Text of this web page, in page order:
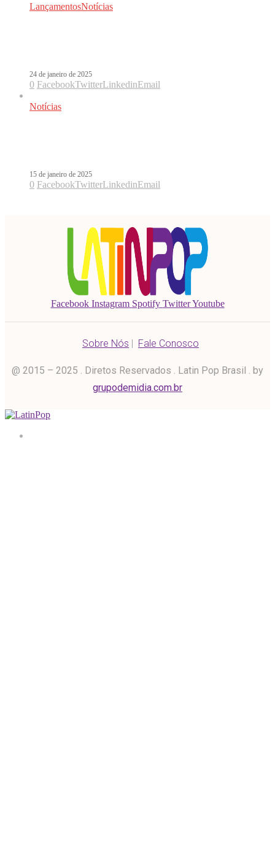
LançamentosNotícias
24 de janeiro de 2025
0 FacebookTwitterLinkedinEmail
Notícias
15 de janeiro de 2025
0 FacebookTwitterLinkedinEmail
Facebook Instagram Spotify Twitter Youtube
Sobre Nós | Fale Conosco
@ 2015 – 2025 . Diretos Reservados . Latin Pop Brasil . by
grupodemidia.com.br